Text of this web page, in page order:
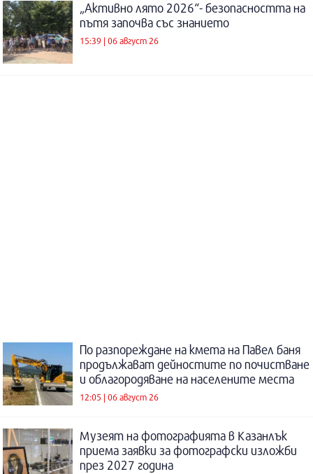
„Активно лято 2026“- безопасността на
пътя започва със знанието
15:39 | 06 август 26
По разпореждане на кмета на Павел баня
продължават дейностите по почистване
и облагородяване на населените места
12:05 | 06 август 26
Музеят на фотографията в Казанлък
приема заявки за фотографски изложби
през 2027 година